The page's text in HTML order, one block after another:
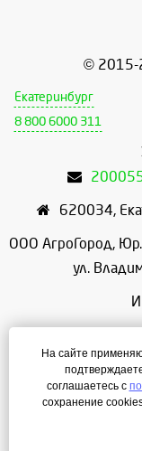
© 2015-
Екатеринбург
8 800 6000 311
620034,
ООО АгроГород, Юр.
ул.
Режим
На сайте
соглашаетесь с
сохранение